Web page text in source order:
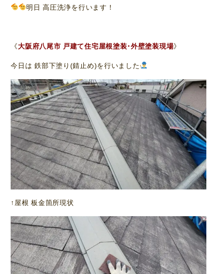
明日 高圧洗浄を行います！
《大阪府八尾市 戸建て住宅屋根塗装･外壁塗装現場》
今日は 鉄部下塗り(錆止め)を行いました
↑屋根 板金箇所現状